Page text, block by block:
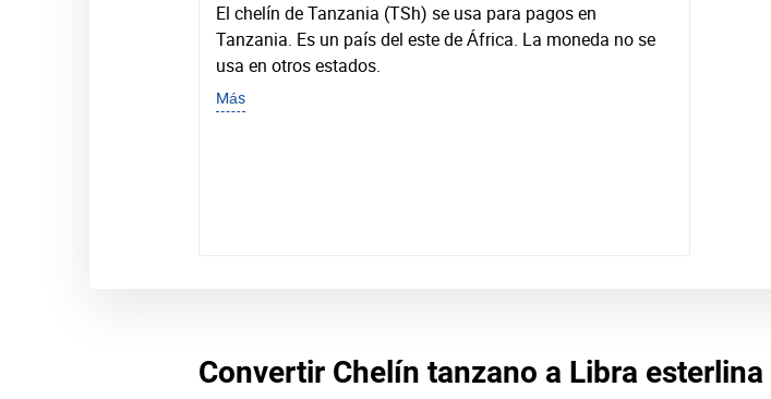
El chelín de Tanzania (TSh) se usa para pagos en
Tanzania. Es un país del este de África. La moneda no se
usa en otros estados.
Más
Convertir Chelín tanzano a Libra esterlina